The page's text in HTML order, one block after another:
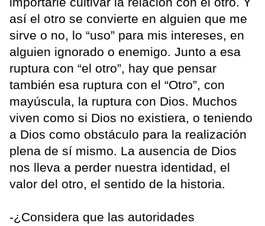
así el otro se convierte en alguien que me
sirve o no, lo “uso” para mis intereses, en
alguien ignorado o enemigo. Junto a esa
ruptura con “el otro”, hay que pensar
también esa ruptura con el “Otro”, con
mayúscula, la ruptura con Dios. Muchos
viven como si Dios no existiera, o teniendo
a Dios como obstáculo para la realización
plena de sí mismo. La ausencia de Dios
nos lleva a perder nuestra identidad, el
valor del otro, el sentido de la historia.
-¿Considera que las autoridades